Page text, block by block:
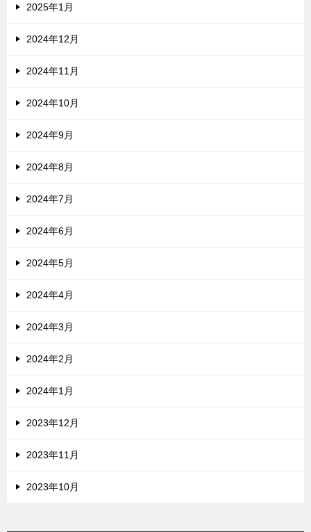
2025年1月
2024年12月
2024年11月
2024年10月
2024年9月
2024年8月
2024年7月
2024年6月
2024年5月
2024年4月
2024年3月
2024年2月
2024年1月
2023年12月
2023年11月
2023年10月